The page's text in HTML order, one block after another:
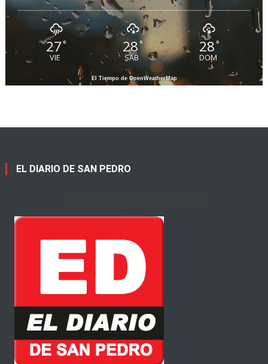
27°
VIE
28 °
SAB
28°
DOM
El Tiempo de OpenWeatherMap
EL DIARIO DE SAN PEDRO